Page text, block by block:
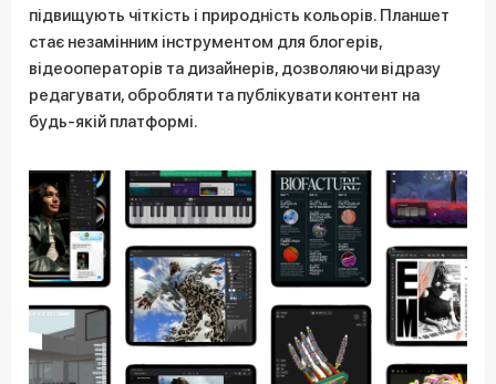
підвищують чіткість і природність кольорів. Планшет
стає незамінним інструментом для блогерів,
відеооператорів та дизайнерів, дозволяючи відразу
редагувати, обробляти та публікувати контент на
будь-якій платформі.